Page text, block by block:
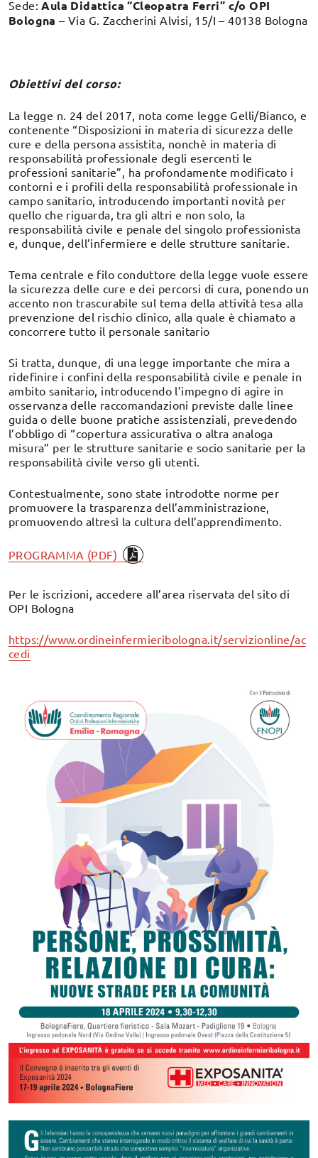
Sede:Aula Didattica “Cleopatra Ferri” c/o OPI
Bologna – Via G. Zaccherini Alvisi, 15/I – 40138 Bologna
Obiettivi del corso:
La legge n. 24 del 2017, nota come legge Gelli/Bianco, e
contenente “Disposizioni in materia di sicurezza delle
cure e della persona assistita, nonchè in materia di
responsabilità professionale degli esercenti le
professioni sanitarie”, ha profondamente modificato i
contorni e i profili della responsabilità professionale in
campo sanitario, introducendo importanti novità per
quello che riguarda, tra gli altri e non solo, la
responsabilità civile e penale del singolo professionista
e, dunque, dell’infermiere e delle strutture sanitarie.
Tema centrale e filo conduttore della legge vuole essere
la sicurezza delle cure e dei percorsi di cura, ponendo un
accento non trascurabile sul tema della attività tesa alla
prevenzione del rischio clinico, alla quale è chiamato a
concorrere tutto il personale sanitario
Si tratta, dunque, di una legge importante che mira a
ridefinire i confini della responsabilità civile e penale in
ambito sanitario, introducendo l’impegno di agire in
osservanza delle raccomandazioni previste dalle linee
guida o delle buone pratiche assistenziali, prevedendo
l’obbligo di “copertura assicurativa o altra analoga
misura” per le strutture sanitarie e socio sanitarie per la
responsabilità civile verso gli utenti.
Contestualmente, sono state introdotte norme per
promuovere la trasparenza dell’amministrazione,
promuovendo altresì la cultura dell’apprendimento.
PROGRAMMA (PDF)
Per le iscrizioni, accedere all’area riservata del sito di
OPI Bologna
https://www.ordineinfermieribologna.it/servizionline/ac
cedi